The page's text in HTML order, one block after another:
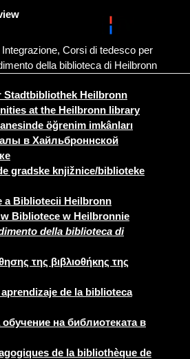
Integrazione, Corsi di tedesco per
della biblioteca di Heilbronn
Stadtbibliothek Heilbronn
at the Heilbronn library
öğrenim imkânları
в Хайльброннской
gradske knjižnice/biblioteke
a Bibliotecii Heilbronn
Bibliotece w Heilbronnie
della biblioteca di
της βιβλιοθήκης της
de la biblioteca
на библиотеката в
de la bibliothèque de